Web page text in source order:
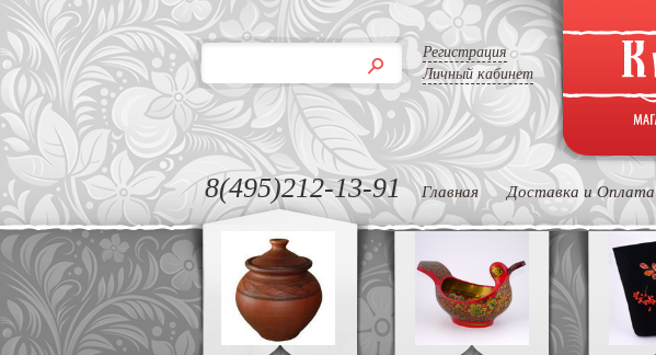
Регистрация
Личный кабинет
8(495)212-13-91 Главная Доставка и Оплата